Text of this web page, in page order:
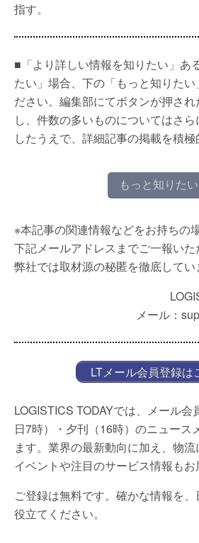
指す。
■「より詳しい情報を知りたい」あ
たい」場合、下の「もっと知りたい
ださい。編集部にてボタンが押され
し、件数の多いものについてはさ
したうえで、詳細記事の掲載を積極
もっと知りたい
※本記事の関連情報などをお持ちの
下記メールアドレスまでご一報いた
弊社では取材源の秘匿を徹底してい
メール：
LTメール会員登録は
LOGISTICS TODAYでは、メール
日7時）・夕刊（16時）のニュース
ます。業界の最新動向に加え、物
イベントや注目のサービス情報もお
ご登録は無料です。確かな情報を
役立てください。